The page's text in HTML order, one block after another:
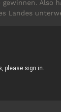
Also
Landes